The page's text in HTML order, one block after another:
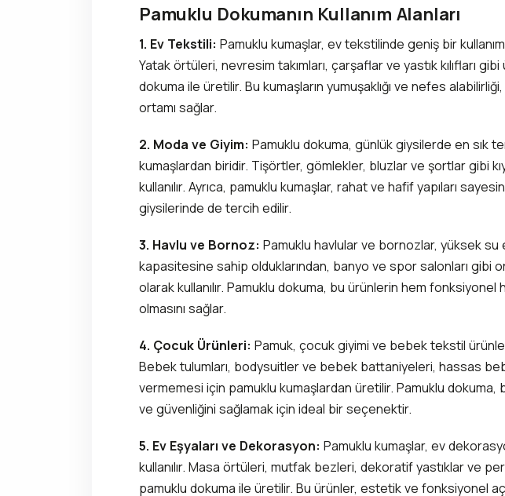
Pamuklu Dokumanın Kullanım Alanları
1. Ev Tekstili: Pamuklu kumaşlar, ev tekstilinde geniş bir
Yatak örtüleri, nevresim takımları, çarşaflar ve yastık kılıfları
dokuma ile üretilir. Bu kumaşların yumuşaklığı ve nefes
ortamı sağlar.
2. Moda ve Giyim: Pamuklu dokuma, günlük giysilerde en sık
kumaşlardan biridir. Tişörtler, gömlekler, bluzlar ve şortlar gibi
kullanılır. Ayrıca, pamuklu kumaşlar, rahat ve hafif yapıları
giysilerinde de tercih edilir.
3. Havlu ve Bornoz: Pamuklu havlular ve bornozlar, yüksek su
kapasitesine sahip olduklarından, banyo ve spor salonları gibi
olarak kullanılır. Pamuklu dokuma, bu ürünlerin hem fonksiyonel
olmasını sağlar.
4. Çocuk Ürünleri: Pamuk, çocuk giyimi ve bebek tekstil
Bebek tulumları, bodysuitler ve bebek battaniyeleri, hassas
vermemesi için pamuklu kumaşlardan üretilir. Pamuklu dokuma,
ve güvenliğini sağlamak için ideal bir seçenektir.
5. Ev Eşyaları ve Dekorasyon: Pamuklu kumaşlar, ev
kullanılır. Masa örtüleri, mutfak bezleri, dekoratif yastıklar ve
pamuklu dokuma ile üretilir. Bu ürünler, estetik ve fonksiyonel